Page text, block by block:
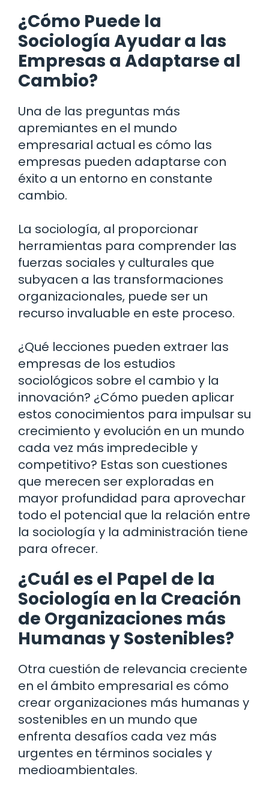
¿Cómo Puede la
Sociología Ayudar a las
Empresas a Adaptarse al
Cambio?
Una de las preguntas más
apremiantes en el mundo
empresarial actual es cómo las
empresas pueden adaptarse con
éxito a un entorno en constante
cambio.
La sociología, al proporcionar
herramientas para comprender las
fuerzas sociales y culturales que
subyacen a las transformaciones
organizacionales, puede ser un
recurso invaluable en este proceso.
¿Qué lecciones pueden extraer las
empresas de los estudios
sociológicos sobre el cambio y la
innovación? ¿Cómo pueden aplicar
estos conocimientos para impulsar su
crecimiento y evolución en un mundo
cada vez más impredecible y
competitivo? Estas son cuestiones
que merecen ser exploradas en
mayor profundidad para aprovechar
todo el potencial que la relación entre
la sociología y la administración tiene
para ofrecer.
¿Cuál es el Papel de la
Sociología en la Creación
de Organizaciones más
Humanas y Sostenibles?
Otra cuestión de relevancia creciente
en el ámbito empresarial es cómo
crear organizaciones más humanas y
sostenibles en un mundo que
enfrenta desafíos cada vez más
urgentes en términos sociales y
medioambientales.